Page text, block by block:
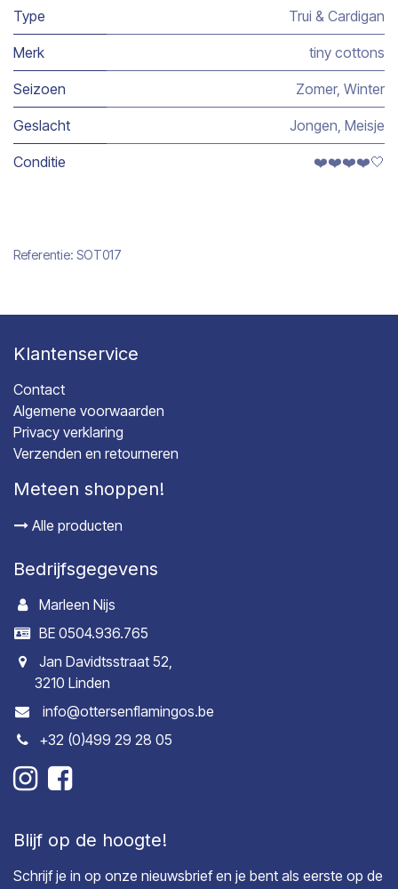
Type Trui & Cardigan
Merk tiny cottons
Seizoen Zomer, Winter
Geslacht Jongen Meisje
Conditie ❤️❤️❤️❤️🤍
Referentie: SOT017
Klantenservice
Contact
Algemene voorwaarden
Privacy verklaring
Verzenden en retourneren
Meteen shoppen!
Alle producten
Bedrijfsgegevens
Marleen Nijs
BE 0504.936.765
Jan Davidtsstraat 52,
3210 Linden
info@ottersenflamingos.be
+32 (0)499 29 28 05
Blijf op de hoogte!
Schrijf je in op onze nieuwsbrief en je bent als eerste op de